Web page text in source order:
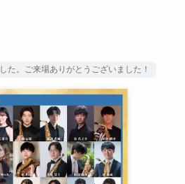
た。ご来場ありがとうございました！